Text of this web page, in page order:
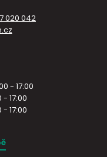
020 042
- 17:00
- 17:00
- 17:00